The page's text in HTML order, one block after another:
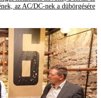
az AC/DC-nek a dübörgésére